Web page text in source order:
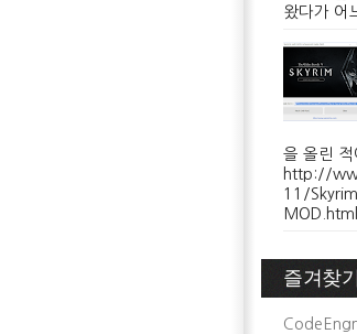
왔다가 어
을 올린 적
http://
11/
즐겨찾